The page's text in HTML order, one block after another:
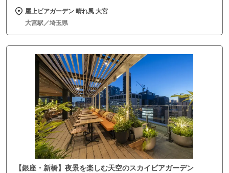
屋上ビアガーデン 晴れ風 大宮
大宮駅／埼玉県
【銀座・新橋】夜景を楽しむ天空のスカイビアガーデン